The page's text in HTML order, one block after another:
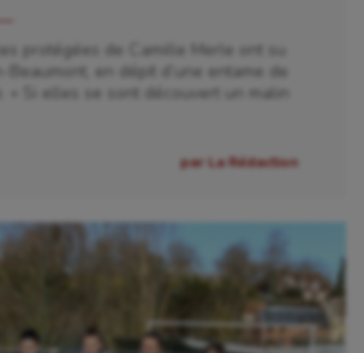
protégées de Camille Merle ont su
Beaumont, en dépit d’une entame de
« Si elles se sont découvert un malin
par La Rédaction